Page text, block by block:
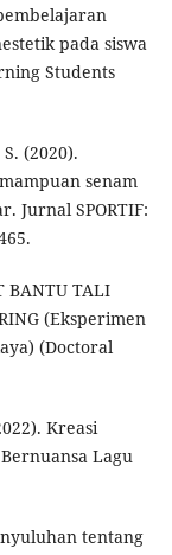
pada siswa
Students
(2020).
senam
Jurnal SPORTIF:
BANTU TALI
(Eksperimen
(Doctoral
Kreasi
Lagu
tentang